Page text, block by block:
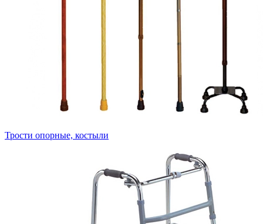
Трости опорные, костыли